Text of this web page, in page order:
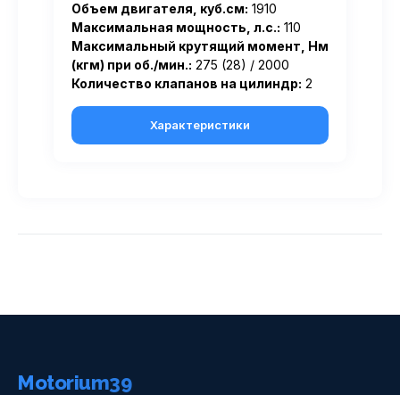
Объем двигателя, куб.см: 1910
Максимальная мощность, л.с.: 110
Максимальный крутящий момент, Нм
(кгм) при об./мин.: 275 (28) / 2000
Количество клапанов на цилиндр: 2
Характеристики
Motorium39